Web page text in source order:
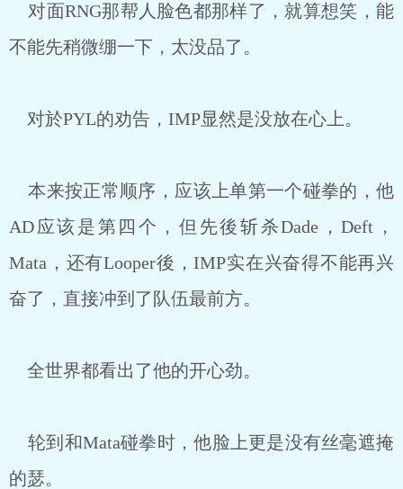
对面RNG那帮人脸色都那样了，就算想笑，能
不能先稍微绷一下，太没品了。
对於PYL的劝告，IMP显然是没放在心上。
本来按正常顺序，应该上单第一个碰拳的，他
AD应该是第四个，但先後斩杀Dade，Deft，
Mata，还有Looper後，IMP实在兴奋得不能再兴
奋了，直接冲到了队伍最前方。
全世界都看出了他的开心劲。
轮到和Mata碰拳时，他脸上更是没有丝毫遮掩
的瑟。